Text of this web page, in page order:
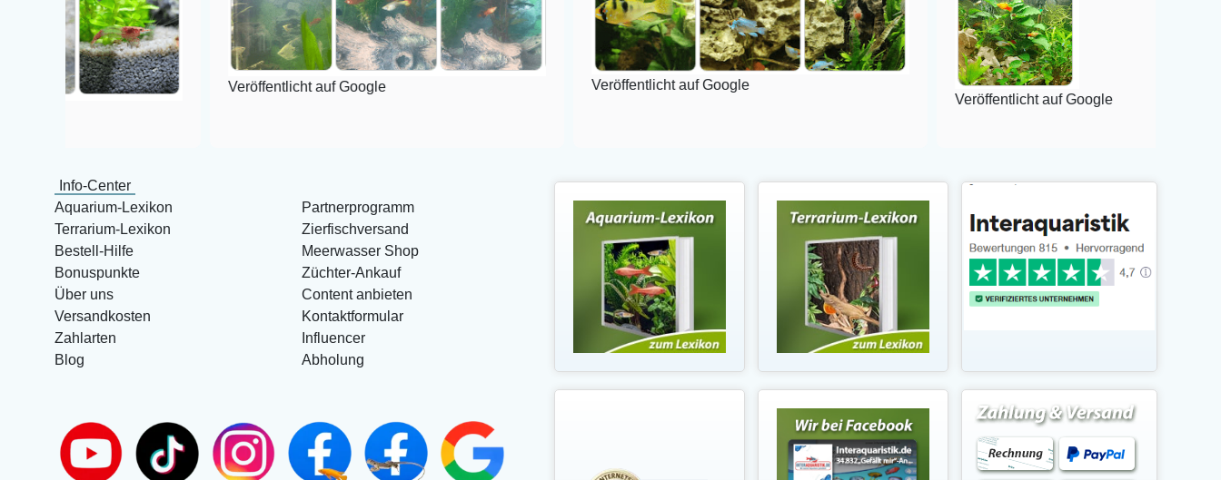
Veröffentlicht auf Google Veröffentlicht auf Google
Veröffentlicht auf Google
Info-Center
Aquarium-Lexikon
Terrarium-Lexikon
Bestell-Hilfe
Bonuspunkte
Über uns
Versandkosten
Zahlarten
Blog
Partnerprogramm
Zierfischversand
Meerwasser Shop
Züchter-Ankauf
Content anbieten
Kontaktformular
Influencer
Abholung